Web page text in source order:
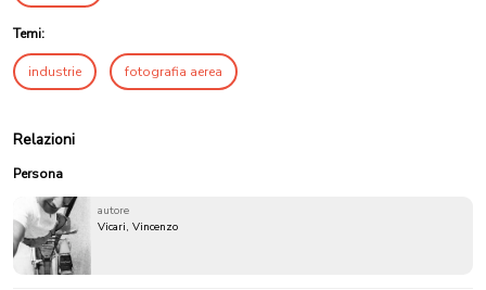
Temi:
industrie fotografia aerea
Relazioni
Persona
autore
Vicari, Vincenzo